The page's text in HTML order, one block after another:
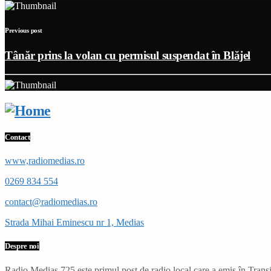
Previous post
Tânăr prins la volan cu permisul suspendat în Blăjel
Contact
www,radiomedias.ro
0269 834 554
contact@radiomedias.ro
Strada Mihai Eminescu nr 1, Medias
Despre noi